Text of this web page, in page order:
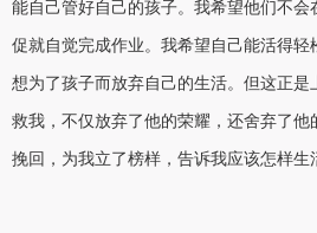
能自己管好自己的孩子。我希望他们不
促就自觉完成作业。我希望自己能活得
想为了孩子而放弃自己的生活。但这正是
救我，不仅放弃了他的荣耀，还舍弃了
挽回，为我立了榜样，告诉我应该怎样生